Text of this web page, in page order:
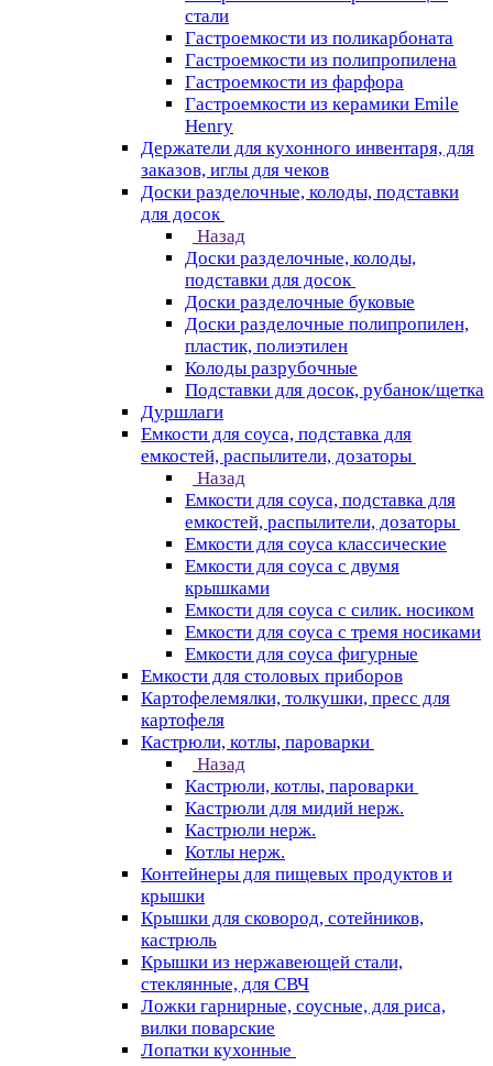
стали
Гастроемкости из поликарбоната
Гастроемкости из полипропилена
Гастроемкости из фарфора
Гастроемкости из керамики Emile
Henry
Держатели для кухонного инвентаря, для
заказов, иглы для чеков
Доски разделочные, колоды, подставки
для досок
Назад
Доски разделочные, колоды,
подставки для досок
Доски разделочные буковые
Доски разделочные полипропилен,
пластик, полиэтилен
Колоды разрубочные
Подставки для досок, рубанок/щетка
Дуршлаги
Емкости для соуса, подставка для
емкостей, распылители, дозаторы
Назад
Емкости для соуса, подставка для
емкостей, распылители, дозаторы
Емкости для соуса классические
Емкости для соуса с двумя
крышками
Емкости для соуса с силик. носиком
Емкости для соуса с тремя носиками
Емкости для соуса фигурные
Емкости для столовых приборов
Картофелемялки, толкушки, пресс для
картофеля
Кастрюли, котлы, пароварки
Назад
Кастрюли, котлы, пароварки
Кастрюли для мидий нерж.
Кастрюли нерж.
Котлы нерж.
Контейнеры для пищевых продуктов и
крышки
Крышки для сковород, сотейников,
кастрюль
Крышки из нержавеющей стали,
стеклянные, для СВЧ
Ложки гарнирные, соусные, для риса,
вилки поварские
Лопатки кухонные